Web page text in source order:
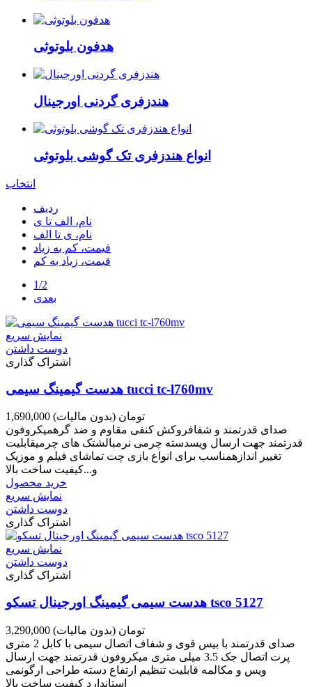
هدفون بلوتوثی
هندزفری گردنی اورجینال
انواع هندزفری تک گوشی بلوتوثی
انتخاب
ردیف
نام، الف تا ی
نام، ی تا الف
قیمت، کم به زیاد
قیمت، زیاد به کم
1/2
بعدی
نمایش سریع
دوست داشتن
اشتراک گذاری
هدست گیمینگ سیمی tucci tc-l760mv
1,690,000 تومان (بدون مالیات)
صدای قدرتمند و شفافروکش کنفی مقاوم و ضد گرهمیکروفون
قدرتمند جهت ارسال ویسدسته چرمی نرمبالشتک های چرمیقابلیت
تغییر اندازهمناسب برای انواع بازی چت تماشای فیلم و موزیک
و...کیفیت ساخت بالا
خرید محصول
نمایش سریع
دوست داشتن
اشتراک گذاری
نمایش سریع
دوست داشتن
اشتراک گذاری
هدست سیمی گیمینگ اورجینال تسکو tsco 5127
3,290,000 تومان (بدون مالیات)
صدای قدرتمند با بیس قوی و شفاف اتصال سیمی با کابل 2 متری
پرت اتصال جک 3.5 میلی متری میکروفون قدرتمند جهت ارسال
ویس و مکالمه قابلیت تنظیم ارتفاع دسته طراحی ارگونمی
استاندارد کیفیت ساخت بالا